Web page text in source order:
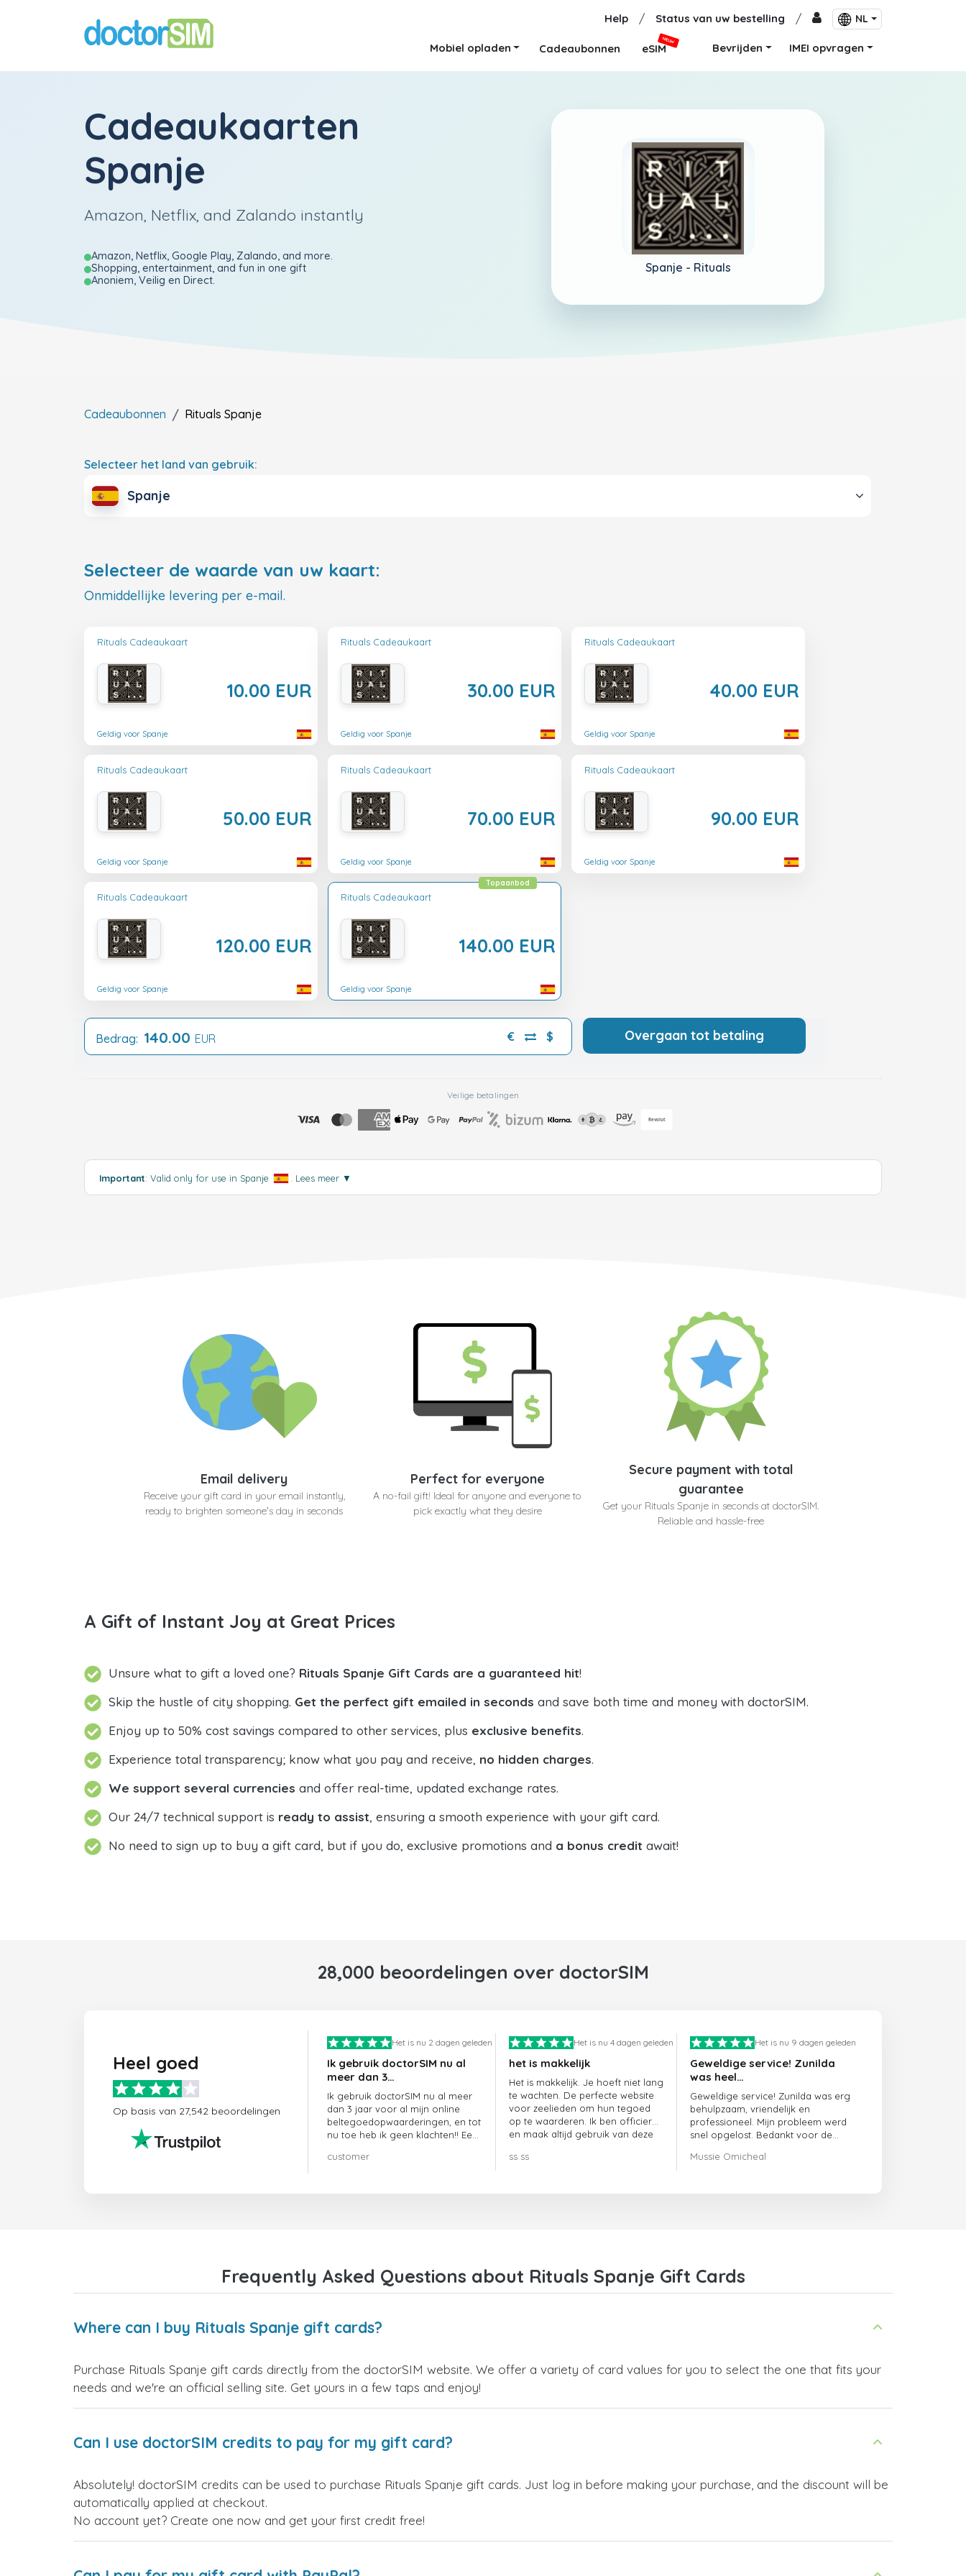
Help / Status van uw bestelling / NL
Mobiel opladen Cadeaubonnen eSIM
NIEUW
Bevrijden IMEI opvragen
Cadeaukaarten
Spanje
Amazon, Netflix, and Zalando instantly
Amazon, Netflix, Google Play, Zalando, and more.
Shopping, entertainment, and fun in one gift
Anoniem, Veilig en Direct.
Spanje - Rituals
Cadeaubonnen Rituals Spanje
Selecteer het land van gebruik:
Spanje
Selecteer de waarde van uw kaart:
Onmiddellijke levering per e-mail.
Rituals Cadeaukaart
10.00 EUR
Geldig voor Spanje
Rituals Cadeaukaart
30.00 EUR
Geldig voor Spanje
Rituals Cadeaukaart
40.00 EUR
Geldig voor Spanje
Rituals Cadeaukaart
50.00 EUR
Geldig voor Spanje
Rituals Cadeaukaart
70.00 EUR
Geldig voor Spanje
Rituals Cadeaukaart
90.00 EUR
Geldig voor Spanje
Rituals Cadeaukaart
120.00 EUR
Geldig voor Spanje
Rituals Cadeaukaart
140.00 EUR
Topaanbod
Geldig voor Spanje
Bedrag: 140.00 EUR € $ Overgaan tot betaling
Veilige betalingen
Important: Valid only for use in Spanje Lees meer ▼
Email delivery
Receive your gift card in your email instantly,
ready to brighten someone's day in seconds
Perfect for everyone
A no-fail gift! Ideal for anyone and everyone to
pick exactly what they desire
Secure payment with total
guarantee
Get your Rituals Spanje in seconds at doctorSIM.
Reliable and hassle-free
A Gift of Instant Joy at Great Prices
Unsure what to gift a loved one? Rituals Spanje Gift Cards are a guaranteed hit!
Skip the hustle of city shopping. Get the perfect gift emailed in seconds and save both time and money with doctorSIM.
Enjoy up to 50% cost savings compared to other services, plus exclusive benefits.
Experience total transparency; know what you pay and receive, no hidden charges.
We support several currencies and offer real-time, updated exchange rates.
Our 24/7 technical support is ready to assist, ensuring a smooth experience with your gift card.
No need to sign up to buy a gift card, but if you do, exclusive promotions and a bonus credit await!
28,000 beoordelingen over doctorSIM
Heel goed
Op basis van 27,542 beoordelingen
Het is nu 2 dagen geleden
Ik gebruik doctorSIM nu al
meer dan 3…
Ik gebruik doctorSIM nu al meer
dan 3 jaar voor al mijn online
beltegoedopwaarderingen, en tot
nu toe heb ik geen klachten!! Een
customer
Het is nu 4 dagen geleden
het is makkelijk
Het is makkelijk. Je hoeft niet lang
te wachten. De perfecte website
voor zeelieden om hun tegoed
op te waarderen. Ik ben officier
en maak altijd gebruik van deze
ss ss
Het is nu 9 dagen geleden
Geweldige service! Zunilda
was heel…
Geweldige service! Zunilda was erg
behulpzaam, vriendelijk en
professioneel. Mijn probleem werd
snel opgelost. Bedankt voor de
Mussie Omicheal
Frequently Asked Questions about Rituals Spanje Gift Cards
Where can I buy Rituals Spanje gift cards?
Purchase Rituals Spanje gift cards directly from the doctorSIM website. We offer a variety of card values for you to select the one that fits your
needs and we're an official selling site. Get yours in a few taps and enjoy!
Can I use doctorSIM credits to pay for my gift card?
Absolutely! doctorSIM credits can be used to purchase Rituals Spanje gift cards. Just log in before making your purchase, and the discount will be
automatically applied at checkout.
No account yet? Create one now and get your first credit free!